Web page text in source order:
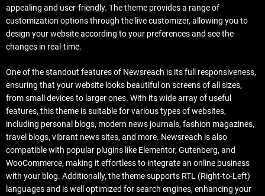
appealing and user-friendly. The theme provides a range of
customization options through the live customizer, allowing you to
design your website according to your preferences and see the
changes in real-time.
One of the standout features of Newsreach is its full responsiveness,
ensuring that your website looks beautiful on screens of all sizes,
from small devices to larger ones. With its wide array of useful
features, this theme is suitable for various types of websites,
including personal blogs, modern news journals, fashion magazines,
travel blogs, vibrant news sites, and more. Newsreach is also
compatible with popular plugins like Elementor, Gutenberg, and
WooCommerce, making it effortless to integrate an online business
with your blog. Additionally, the theme supports RTL (Right-to-Left)
languages and is well optimized for search engines, enhancing your